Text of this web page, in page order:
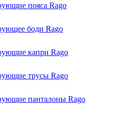
пояса Rago
боди Rago
капри Rago
трусы Rago
панталоны Rago